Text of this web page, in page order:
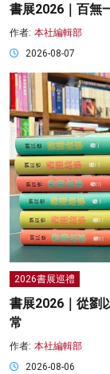
書展2026｜百無
作者: 本社編輯部
2026-08-07
2026書展巡禮
書展2026｜從劉
常
作者: 本社編輯部
2026-08-06